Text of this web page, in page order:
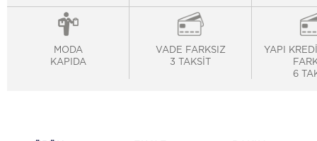
MODA
KAPIDA
VADE FARKSIZ
3 TAKSİT
YAPI
6